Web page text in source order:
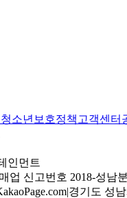
청소년보호정책 고객센터
인먼트
업 신고번호 2018-성남
|경기도 성